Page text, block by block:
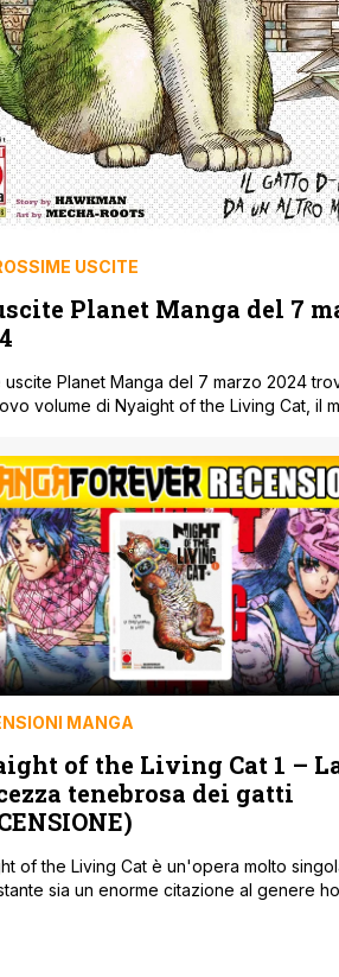
USCITE
Planet Manga del 7
uscite Planet Manga del 7 marzo 2024
volume di Nyaight of the Living Cat, il
da un universo in cui i gatti
in mici di cui è stato da poco
con un curiosissimo trailer. Inoltre
MANGA
of the Living Cat 1 –
tenebrosa dei gatti
of the Living Cat è un'opera molto
sia un enorme citazione al genere